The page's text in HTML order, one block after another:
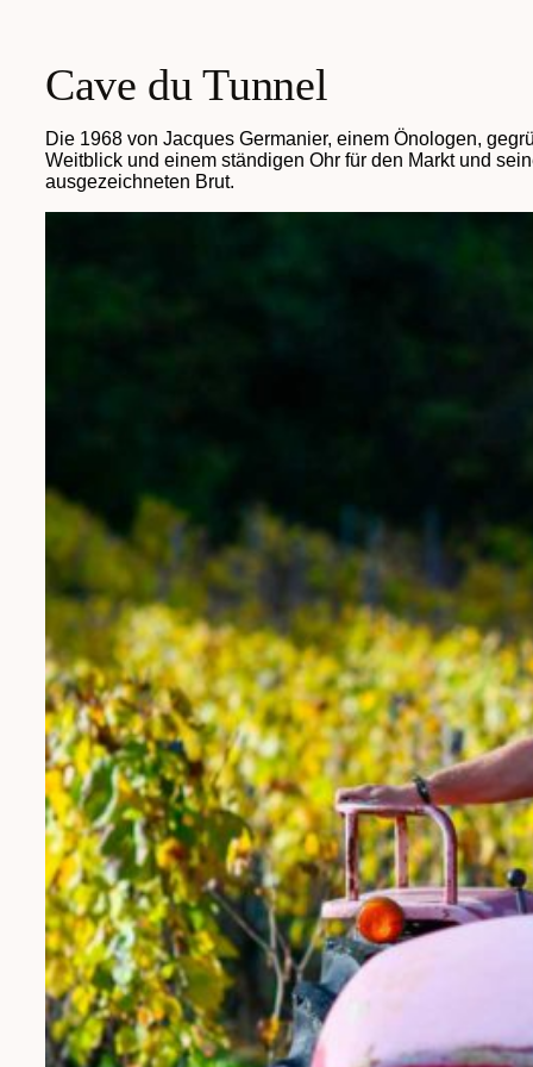
Cave du Tunnel
Die 1968 von Jacques Germanier, einem Önologen,
Weitblick und einem ständigen Ohr für den Markt und
ausgezeichneten Brut.